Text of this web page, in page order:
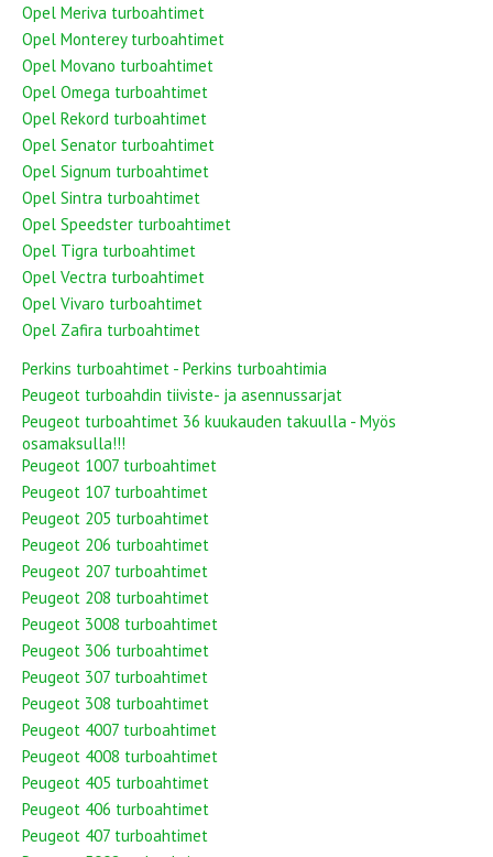
Opel Meriva turboahtimet
Opel Monterey turboahtimet
Opel Movano turboahtimet
Opel Omega turboahtimet
Opel Rekord turboahtimet
Opel Senator turboahtimet
Opel Signum turboahtimet
Opel Sintra turboahtimet
Opel Speedster turboahtimet
Opel Tigra turboahtimet
Opel Vectra turboahtimet
Opel Vivaro turboahtimet
Opel Zafira turboahtimet
Perkins turboahtimet - Perkins turboahtimia
Peugeot turboahdin tiiviste- ja asennussarjat
Peugeot turboahtimet 36 kuukauden takuulla - Myös
osamaksulla!!!
Peugeot 1007 turboahtimet
Peugeot 107 turboahtimet
Peugeot 205 turboahtimet
Peugeot 206 turboahtimet
Peugeot 207 turboahtimet
Peugeot 208 turboahtimet
Peugeot 3008 turboahtimet
Peugeot 306 turboahtimet
Peugeot 307 turboahtimet
Peugeot 308 turboahtimet
Peugeot 4007 turboahtimet
Peugeot 4008 turboahtimet
Peugeot 405 turboahtimet
Peugeot 406 turboahtimet
Peugeot 407 turboahtimet